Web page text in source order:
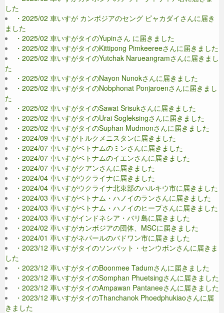
した
・2025/02 車いすが カンボジアのセング ピャカダイさんに届き
ました
・2025/02 車いすがタイのYupinさん に届きました
・2025/02 車いすがタイのKittipong Pimkeereeさんに届きました
・2025/02 車いすがタイのYutchak Narueangramさんに届きまし
た
・2025/02 車いすがタイのNayon Nunokさんに届きました
・2025/02 車いすがタイのNobphonat Ponjaroenさんに届きまし
た
・2025/02 車いすがタイのSawat Srisukさんに届きました
・2025/02 車いすがタイのUrai Sogleksingさんに届きました
・2025/02 車いすがタイのSuphan Mudmonさんに届きました
・2024/09 車いすがトルクメニスタンに届きました
・2024/07 車いすがベトナムのミンさんに届きました
・2024/07 車いすがベトナムのイエンさんに届きました
・2024/07 車いすがクアンさんに届きました
・2024/04 車いすがウクライナに届きました
・2024/04 車いすがウクライナ北東部のハルキウ市に届きました
・2024/03 車いすがベトナム・ハノイのランさんに届きました
・2024/03 車いすがベトナム・ハノイのヒープさんに届きました
・2024/03 車いすがインドネシア・バリ島に届きました
・2024/02 車いすがカンボジアの団体、MSCに届きました
・2024/01 車いすがネパールのバドワン市に届きました
・2023/12 車いすがタイのソンバット・センウボンさんに届きま
した
・2023/12 車いすがタイのBoonmee Tadumさんに届きました
・2023/12 車いすがタイのSomphan Phuetsingさんに届きました
・2023/12 車いすがタイのAmpawan Pantaneeさんに届きました
・2023/12 車いすがタイのThanchanok Phoedphukiaoさんに届
きました